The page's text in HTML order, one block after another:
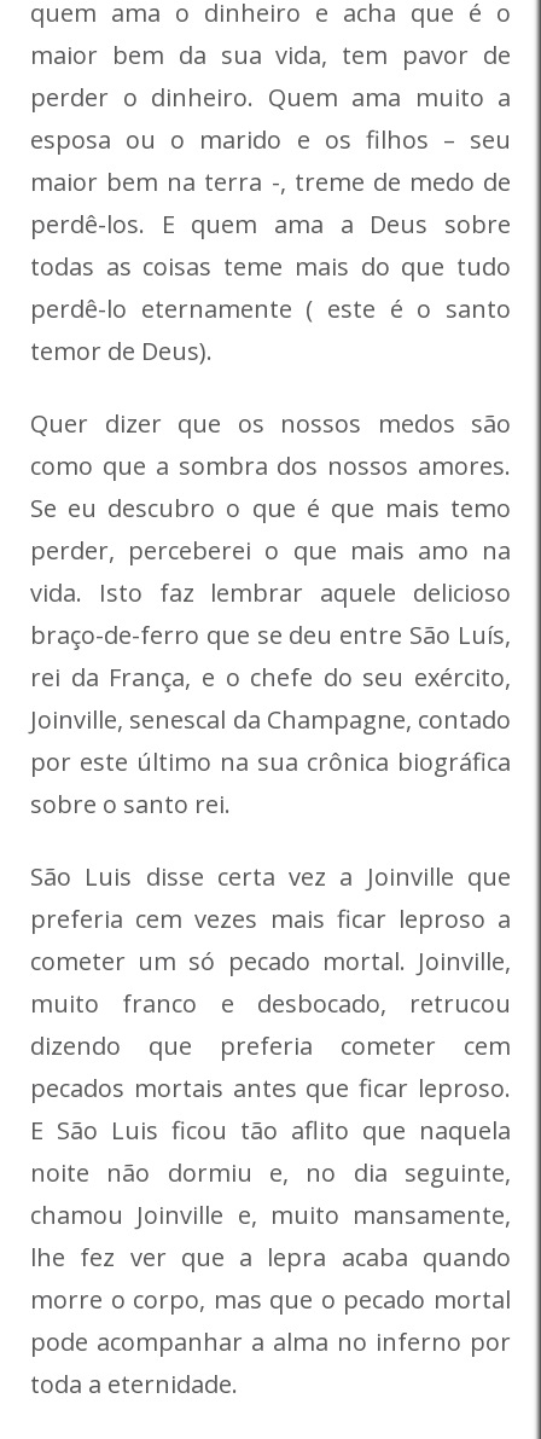
quem ama o dinheiro e acha que é o
maior bem da sua vida, tem pavor de
perder o dinheiro. Quem ama muito a
esposa ou o marido e os filhos – seu
maior bem na terra -, treme de medo de
perdê-los. E quem ama a Deus sobre
todas as coisas teme mais do que tudo
perdê-lo eternamente ( este é o santo
temor de Deus).
Quer dizer que os nossos medos são
como que a sombra dos nossos amores.
Se eu descubro o que é que mais temo
perder, perceberei o que mais amo na
vida. Isto faz lembrar aquele delicioso
braço-de-ferro que se deu entre São Luís,
rei da França, e o chefe do seu exército,
Joinville, senescal da Champagne, contado
por este último na sua crônica biográfica
sobre o santo rei.
São Luis disse certa vez a Joinville que
preferia cem vezes mais ficar leproso a
cometer um só pecado mortal. Joinville,
muito franco e desbocado, retrucou
dizendo que preferia cometer cem
pecados mortais antes que ficar leproso.
E São Luis ficou tão aflito que naquela
noite não dormiu e, no dia seguinte,
chamou Joinville e, muito mansamente,
lhe fez ver que a lepra acaba quando
morre o corpo, mas que o pecado mortal
pode acompanhar a alma no inferno por
toda a eternidade.